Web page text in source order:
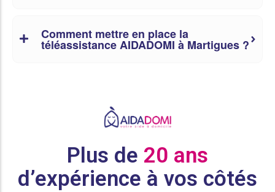
Comment mettre en place la
téléassistance AIDADOMI à Martigues ?
Plus de 20 ans
d’expérience à vos côtés